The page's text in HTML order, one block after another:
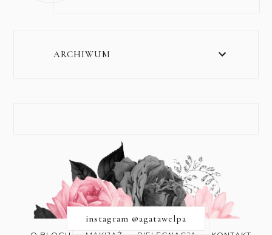
ARCHIWUM
instagram @agatawelpa